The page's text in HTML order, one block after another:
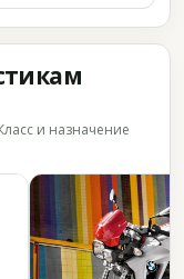
и назначение